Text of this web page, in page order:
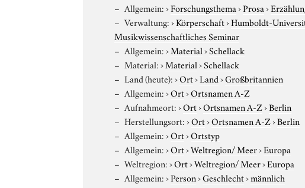
Allgemein:›Forschungsthema›Prosa›
Verwaltung:›Körperschaft›Humboldt-
Musikwissenschaftliches Seminar
Allgemein:›Material›Schellack
Material:›Material›Schellack
Land (heute):›Ort›Land›Großbritannien
Allgemein:›Ort›Ortsnamen A-Z
Aufnahmeort:›Ort›Ortsnamen A-Z›Berlin
Herstellungsort:›Ort›Ortsnamen A-Z›Berlin
Allgemein:›Ort›Ortstyp
Allgemein:›Ort›Weltregion/ Meer›Europa
Weltregion:›Ort›Weltregion/ Meer›Europa
Allgemein:›Person›Geschlecht›männlich